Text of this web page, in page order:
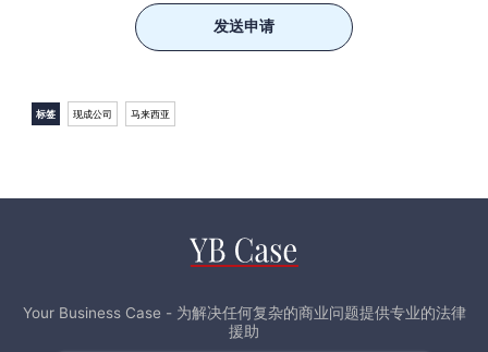
发送申请
标签 现成公司 马来西亚
Your Business Case - 为解决任何复杂的商业问题提供专业的法律
援助